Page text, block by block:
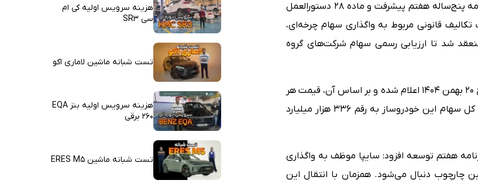
به گزارش سایپانیوز، علیرضا بیاتی با اشاره به الزامات برنامه پنج‌ساله هفتم پیشرفت و ماده ۲۸ دستورالعمل
قانونی مربوط به واگذاری سهام چرخه‌ای،
شد تا ارزیابی رسمی سهام شرکت‌های گروه
به گفته وی، نتیجه این ارزیابی طی نامه‌ای رسمی در تاریخ ۲۰ بهمن ۱۴۰۴ اعلام شده و بر اساس آن، قیمت هر
سهم سایپا ۲۰۷۵ ریال تعیین شده است. همچنین ارزش کل سهام این خودروساز به رقم ۳۳۶ هزار میلیارد
بر تکلیف قانونی مندرج در ماده ۵ قانون برنامه هفتم توسعه افزود: سایپا موظف به واگذاری
چارچوب دنبال می‌شود. همزمان با انتقال این
هزینه سرویس اولیه کی ام
سی SR3
تست شبانه ماشین لاماری اکو
هزینه سرویس اولیه بنز EQA
260 برقی
تست شبانه ماشین ERES M5